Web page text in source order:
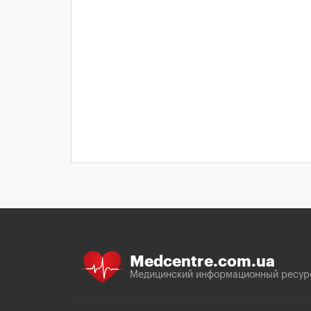
Medcentre.com.ua
Медицинский информационный